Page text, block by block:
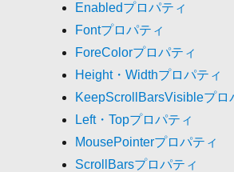
Enabledプロパティ
Fontプロパティ
ForeColorプロパティ
Height・Widthプロパティ
KeepScrollBarsVisibleプロ
Left・Topプロパティ
MousePointerプロパティ
ScrollBarsプロパティ